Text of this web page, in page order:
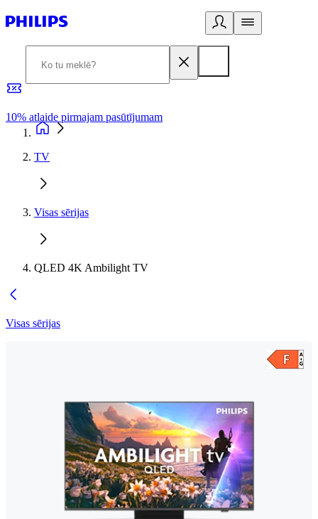
10% atlaide pirmajam pasūtījumam
TV
Visas sērijas
QLED 4K Ambilight TV
Visas sērijas